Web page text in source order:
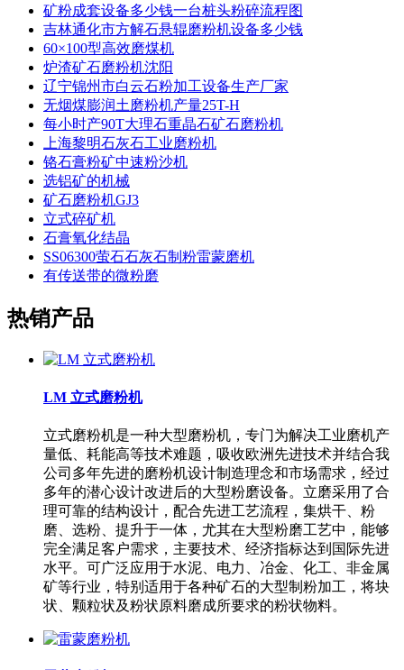
矿粉成套设备多少钱一台桩头粉碎流程图
吉林通化市方解石悬辊磨粉机设备多少钱
60×100型高效磨煤机
炉渣矿石磨粉机沈阳
辽宁锦州市白云石粉加工设备生产厂家
无烟煤膨润土磨粉机产量25T-H
每小时产90T大理石重晶石矿石磨粉机
上海黎明石灰石工业磨粉机
铬石膏粉矿中速粉沙机
选铝矿的机械
矿石磨粉机GJ3
立式碎矿机
石膏氧化结晶
SS06300萤石石灰石制粉雷蒙磨机
有传送带的微粉磨
热销产品
LM 立式磨粉机
立式磨粉机是一种大型磨粉机，专门为解决工业磨机产
量低、耗能高等技术难题，吸收欧洲先进技术并结合我
公司多年先进的磨粉机设计制造理念和市场需求，经过
多年的潜心设计改进后的大型粉磨设备。立磨采用了合
理可靠的结构设计，配合先进工艺流程，集烘干、粉
磨、选粉、提升于一体，尤其在大型粉磨工艺中，能够
完全满足客户需求，主要技术、经济指标达到国际先进
水平。可广泛应用于水泥、电力、冶金、化工、非金属
矿等行业，特别适用于各种矿石的大型制粉加工，将块
状、颗粒状及粉状原料磨成所要求的粉状物料。